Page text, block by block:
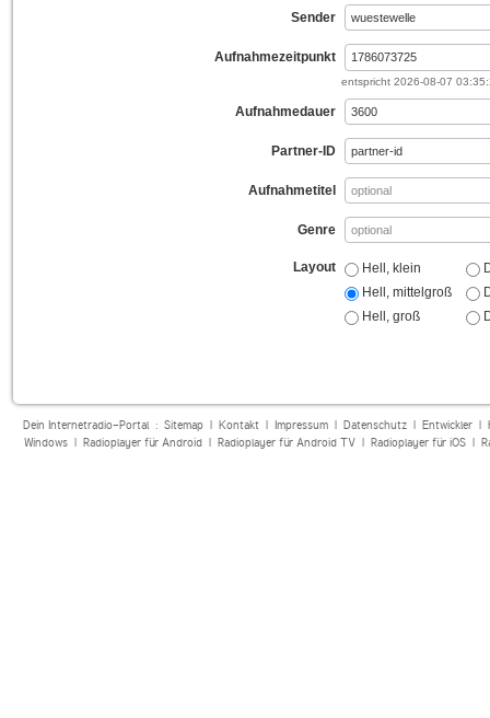
Sender
Aufnahmezeitpunkt
entspricht 2026-08-07
Aufnahmedauer
Partner-ID
Aufnahmetitel
Genre
Layout
Hell, klein
Hell, mittelgroß
Hell, groß
Dein Internetradio-Portal : Sitemap| Kontakt| Impressum| Datenschutz| Entwickler|
Windows| Radioplayer für Android| Radioplayer für Android TV| Radioplayer für iOS|